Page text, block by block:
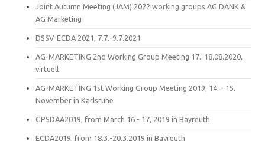
Joint Autumn Meeting (JAM) 2022 working groups AG DANK &
AG Marketing
DSSV-ECDA 2021, 7.7.-9.7.2021
AG-MARKETING 2nd Working Group Meeting 17.-18.08.2020,
virtuell
AG-MARKETING 1st Working Group Meeting 2019, 14. - 15.
November in Karlsruhe
GPSDAA2019, from March 16 - 17, 2019 in Bayreuth
ECDA2019, from 18.3.-20.3.2019 in Bayreuth